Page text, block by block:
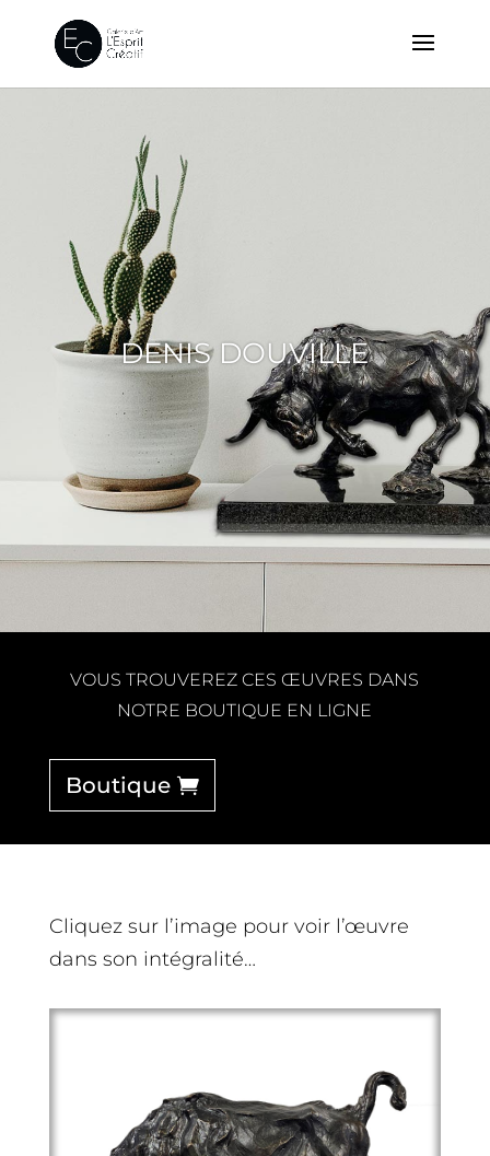
DENIS DOUVILLE
VOUS TROUVEREZ CES ŒUVRES DANS
NOTRE BOUTIQUE EN LIGNE
Boutique
Cliquez sur l’image pour voir l’œuvre
dans son intégralité…